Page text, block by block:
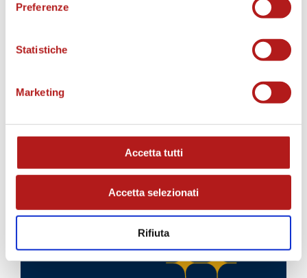
Preferenze
Statistiche
Marketing
Accetta tutti
Accetta selezionati
Rifiuta